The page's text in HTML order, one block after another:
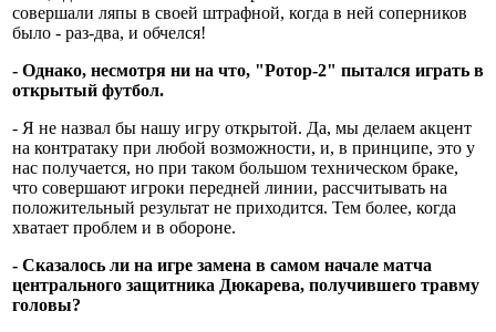
совершали ляпы в своей штрафной, когда в ней соперников
было - раз-два, и обчелся!
- Однако, несмотря ни на что, "Ротор-2" пытался играть в
открытый футбол.
- Я не назвал бы нашу игру открытой. Да, мы делаем акцент
на контратаку при любой возможности, и, в принципе, это у
нас получается, но при таком большом техническом браке,
что совершают игроки передней линии, рассчитывать на
положительный результат не приходится. Тем более, когда
хватает проблем и в обороне.
- Сказалось ли на игре замена в самом начале матча
центрального защитника Дюкарева, получившего травму
головы?